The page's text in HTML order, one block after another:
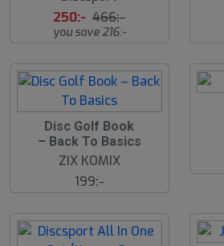
250:- 466:-
you save 216:-
Disc Golf Book
– Back To Basics
ZIX KOMIX
199:-